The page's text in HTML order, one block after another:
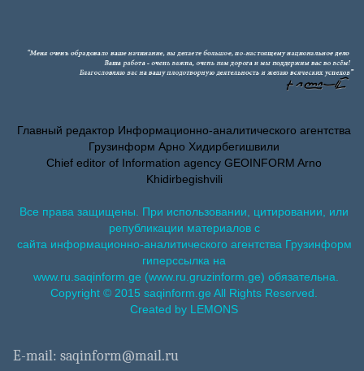
Главный редактор Информационно-аналитического агентства
Грузинформ Арно Хидирбегишвили
Chief editor of Information agency GEOINFORM Arno
Khidirbegishvili
Все права защищены. При использовании, цитировании, или
републикации материалов с
сайта информационно-аналитического агентства Грузинформ
гиперссылка на
www.ru.saqinform.ge (www.ru.gruzinform.ge) обязательна.
Copyright © 2015 saqinform.ge All Rights Reserved.
Created by LEMONS
E-mail: saqinform@mail.ru